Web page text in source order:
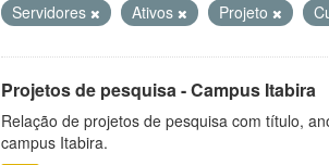
Servidores
Ativos Projeto
Projetos de pesquisa - Campus Itabira
Relação de projetos de pesquisa com título,
campus Itabira.